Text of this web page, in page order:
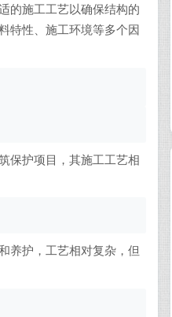
的施工工艺以确保结构的
特性、施工环境等多个因
保护项目，其施工工艺相
养护，工艺相对复杂，但